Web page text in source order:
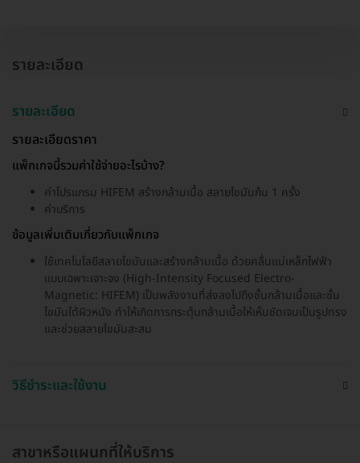
รายละเอียด
รายละเอียด
รายละเอียดราคา
แพ็กเกจนี้รวมค่าใช้จ่ายอะไรบ้าง?
ค่าโปรแกรม HIFEM สร้างกล้ามเนื้อ สลายไขมันก้น 1 ครั้ง
ค่าบริการ
ข้อมูลเพิ่มเติมเกี่ยวกับแพ็กเกจ
ใช้เทคโนโลยีสลายไขมันและสร้างกล้ามเนื้อ ด้วยคลื่นแม่เหล็กไฟฟ้า
แบบเฉพาะเจาะจง (High-Intensity Focused Electro-
Magnetic: HIFEM) เป็นพลังงานที่ส่งลงไปถึงชั้นกล้ามเนื้อและชั้น
ไขมันใต้ผิวหนัง ทำให้เกิดการกระตุ้นกล้ามเนื้อให้เห็นชัดเจนเป็นรูปทรง
และช่วยสลายไขมันสะสม
วิธีชำระและใช้งาน
สาขาหรือแผนกที่ให้บริการ